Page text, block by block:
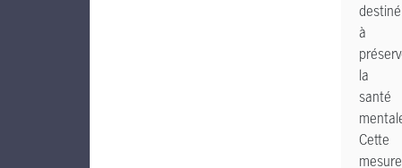
destiné
à
la
santé
Cette
mesure